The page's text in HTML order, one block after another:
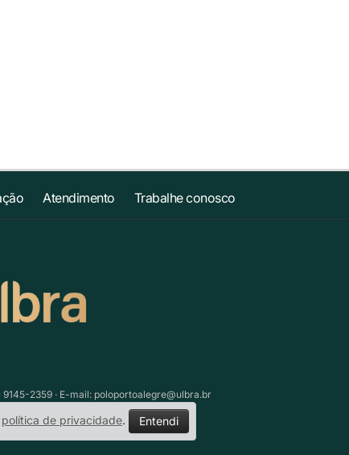
Atendimento Trabalhe conosco
2359 · E-mail: poloportoalegre@ulbra.br
política de privacidade. Entendi